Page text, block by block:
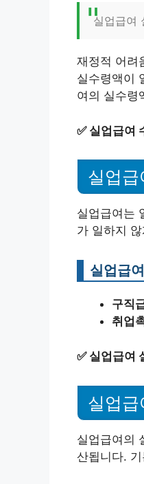
실업급여
재정적 어려
실수령액이
여의 실수령
✅ 실업급여
실업급
실업급여는
가 일하지
실업급
구직
취업
✅ 실업급여
실업급
실업급여의
산됩니다.